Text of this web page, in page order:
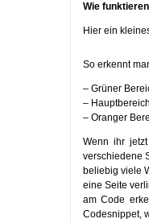
Wie
Hier ein
So erkennt
– Grüner
–
– Oranger
Wenn ihr
verschiedene
beliebig viele
eine Seite
am Code
Codesnippet,